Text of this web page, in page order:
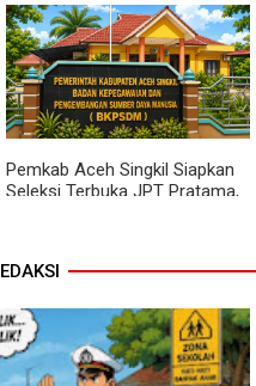
Dari Bibit Jadi Harapan,
Babinsa Dampingi Warga
Kembangkan Semangka
Pemkab Aceh Singkil Siapkan
Seleksi Terbuka JPT Pratama,